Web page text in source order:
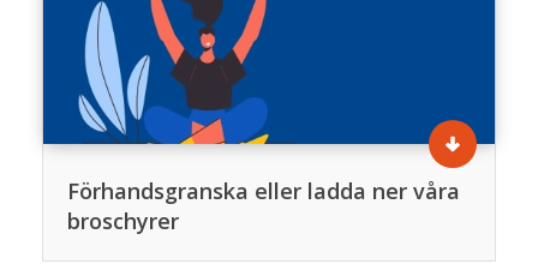
Förhandsgranska eller ladda ner våra
broschyrer